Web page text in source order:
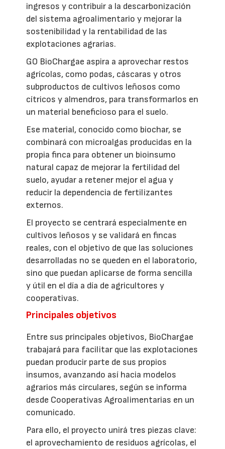
ingresos y contribuir a la descarbonización
del sistema agroalimentario y mejorar la
sostenibilidad y la rentabilidad de las
explotaciones agrarias.
GO BioChargae aspira a aprovechar restos
agrícolas, como podas, cáscaras y otros
subproductos de cultivos leñosos como
cítricos y almendros, para transformarlos en
un material beneficioso para el suelo.
Ese material, conocido como biochar, se
combinará con microalgas producidas en la
propia finca para obtener un bioinsumo
natural capaz de mejorar la fertilidad del
suelo, ayudar a retener mejor el agua y
reducir la dependencia de fertilizantes
externos.
El proyecto se centrará especialmente en
cultivos leñosos y se validará en fincas
reales, con el objetivo de que las soluciones
desarrolladas no se queden en el laboratorio,
sino que puedan aplicarse de forma sencilla
y útil en el día a día de agricultores y
cooperativas.
Principales objetivos
Entre sus principales objetivos, BioChargae
trabajará para facilitar que las explotaciones
puedan producir parte de sus propios
insumos, avanzando así hacia modelos
agrarios más circulares, según se informa
desde Cooperativas Agroalimentarias en un
comunicado.
Para ello, el proyecto unirá tres piezas clave:
el aprovechamiento de residuos agrícolas, el